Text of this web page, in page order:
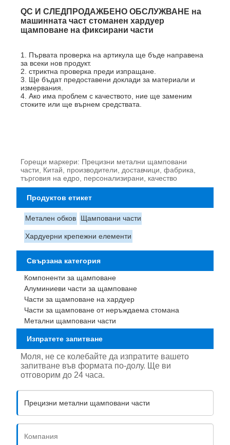
QC И СЛЕДПРОДАЖБЕНО ОБСЛУЖВАНЕ на
машинната част стоманен хардуер
щамповане на фиксирани части
1. Първата проверка на артикула ще бъде направена
за всеки нов продукт.
2. стриктна проверка преди изпращане.
3. Ще бъдат предоставени доклади за материали и
измервания.
4. Ако има проблем с качеството, ние ще заменим
стоките или ще върнем средствата.
Горещи маркери: Прецизни метални щамповани
части, Китай, производители, доставчици, фабрика,
търговия на едро, персонализирани, качество
Продуктов етикет
Метален обков Щамповани части
Хардуерни крепежни елементи
Свързана категория
Компоненти за щамповане
Алуминиеви части за щамповане
Части за щамповане на хардуер
Части за щамповане от неръждаема стомана
Метални щамповани части
Изпратете запитване
Моля, не се колебайте да изпратите вашето
запитване във формата по-долу. Ще ви
отговорим до 24 часа.